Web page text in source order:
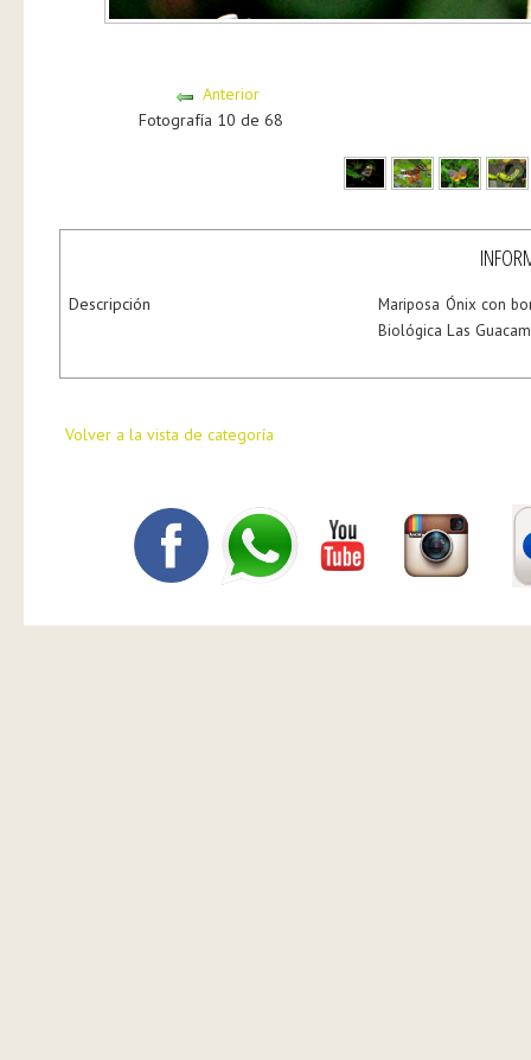
Anterior
Fotografía 10 de 68
Descripción
Mariposa Ónix con
Biológica Las
Volver a la vista de categoría